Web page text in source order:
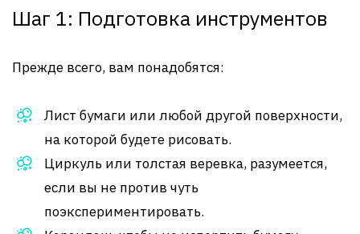
Шаг 1: Подготовка инструментов
Прежде всего, вам понадобятся:
Лист бумаги или любой другой поверхности,
на которой будете рисовать.
Циркуль или толстая веревка, разумеется,
если вы не против чуть
поэкспериментировать.